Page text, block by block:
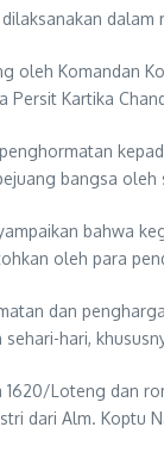
dalam
oleh Komandan
Kartika
bangsa oleh
bahwa
oleh para
dan
hari,
1620/Loteng dan
dari Alm. Koptu